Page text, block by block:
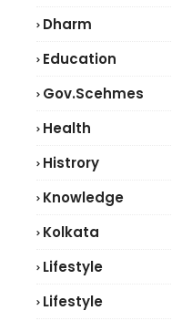
Dharm
Education
Gov.scehmes
Health
Histrory
Knowledge
Kolkata
Lifestyle
Lifestyle